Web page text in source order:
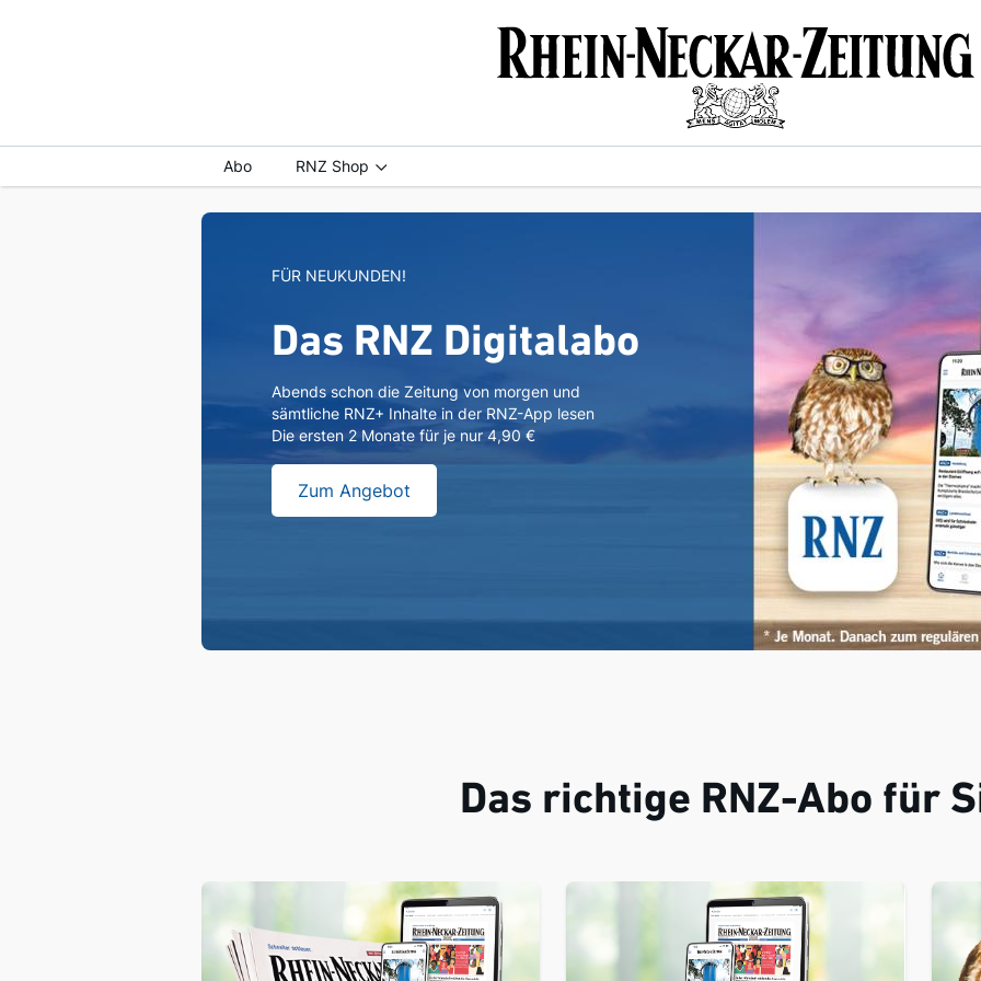
Abo RNZ Shop
FÜR NEUKUNDEN!
Das RNZ Digitalabo
Abends schon die Zeitung von morgen und
sämtliche RNZ+ Inhalte in der RNZ-App lesen
Die ersten 2 Monate für je nur 4,90 €
Zum Angebot
Das richtige RNZ-Abo für